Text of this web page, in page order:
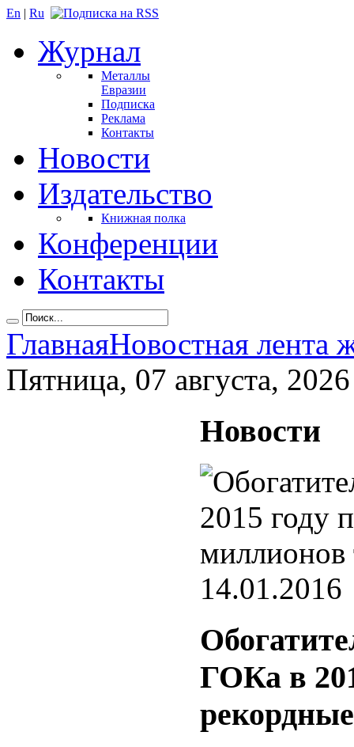
En | Ru
Журнал
Металлы
Евразии
Подписка
Реклама
Контакты
Новости
Издательство
Книжная полка
Конференции
Контакты
ГлавнаяНовостная лента
Пятница, 07 августа, 2026
Новости
14.01.2016
ГОКа в